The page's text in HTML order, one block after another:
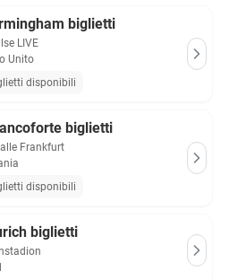
biglietti
LIVE
Unito
disponibili
biglietti
Frankfurt
disponibili
biglietti